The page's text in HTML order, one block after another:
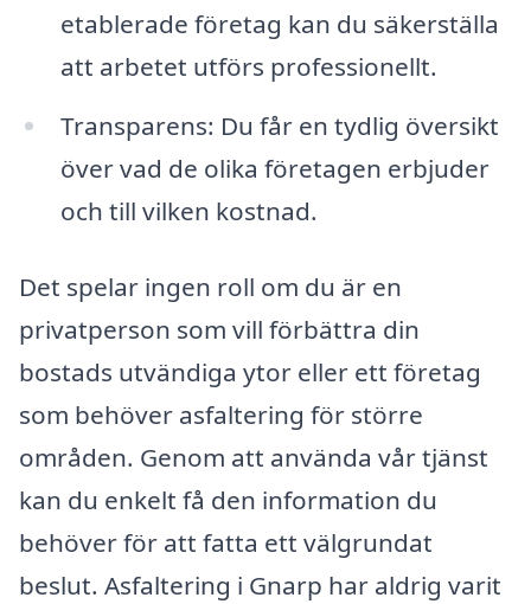
etablerade företag kan du säkerställa
att arbetet utförs professionellt.
Transparens: Du får en tydlig översikt
över vad de olika företagen erbjuder
och till vilken kostnad.
Det spelar ingen roll om du är en
privatperson som vill förbättra din
bostads utvändiga ytor eller ett företag
som behöver asfaltering för större
områden. Genom att använda vår tjänst
kan du enkelt få den information du
behöver för att fatta ett välgrundat
beslut. Asfaltering i Gnarp har aldrig varit